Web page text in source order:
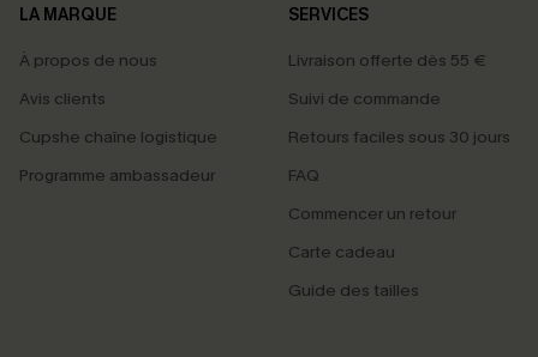
LA MARQUE
À propos de nous
Avis clients
Cupshe chaîne logistique
Programme ambassadeur
SERVICES
Livraison offerte dès 55 €
Suivi de commande
Retours faciles sous 30 jours
FAQ
Commencer un retour
Carte cadeau
Guide des tailles